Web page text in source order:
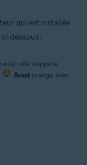
qui est installée
dessous :
: elle s’appelle
Avast orange, avec